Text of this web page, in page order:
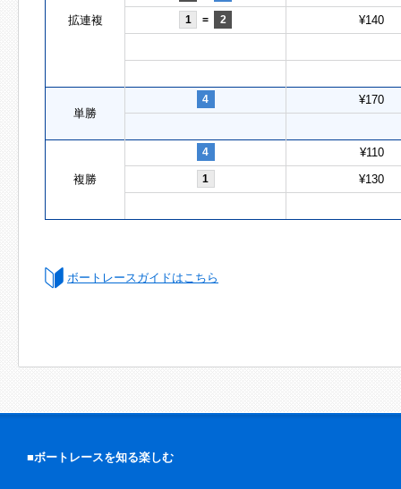
拡連複 1 = 2 ¥140
単勝
4 ¥170
複勝
4 ¥110
1 ¥130
ボートレースガイドはこちら
■ボートレースを知る楽しむ